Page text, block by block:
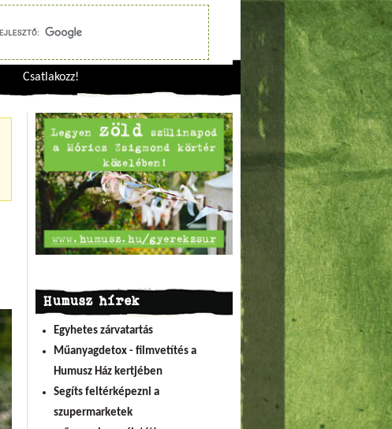
Csatlakozz!
Humusz hírek
Egyhetes zárvatartás
Műanyagdetox - filmvetítés a
Humusz Ház kertjében
Segíts feltérképezni a
szupermarketek